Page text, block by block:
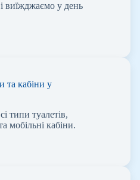
виїжджаємо у день
та кабіни у
типи туалетів,
мобільні кабіни.